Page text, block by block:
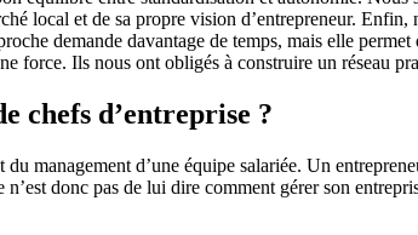
local et de sa propre vision d’entrepreneur.
demande davantage de temps, mais elle
force. Ils nous ont obligés à construire un réseau
chefs d’entreprise ?
management d’une équipe salariée. Un
donc pas de lui dire comment gérer son